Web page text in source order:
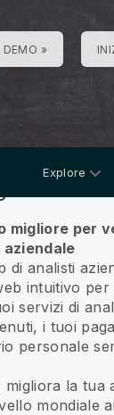
DEMO »
Explore
migliore per
di analisti
intuitivo
servizi di
i tuoi
personale
la tua
mondiale